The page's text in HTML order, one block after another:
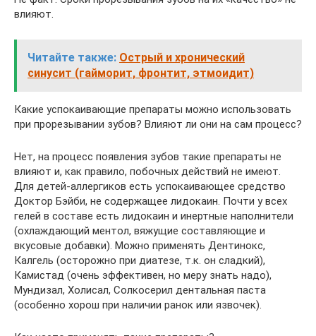
влияют.
Читайте также: Острый и хронический
синусит (гайморит, фронтит, этмоидит)
Какие успокаивающие препараты можно использовать
при прорезывании зубов? Влияют ли они на сам процесс?
Нет, на процесс появления зубов такие препараты не
влияют и, как правило, побочных действий не имеют.
Для детей-аллергиков есть успокаивающее средство
Доктор Бэйби, не содержащее лидокаин. Почти у всех
гелей в составе есть лидокаин и инертные наполнители
(охлаждающий ментол, вяжущие составляющие и
вкусовые добавки). Можно применять Дентинокс,
Калгель (осторожно при диатезе, т.к. он сладкий),
Камистад (очень эффективен, но меру знать надо),
Мундизал, Холисал, Солкосерил дентальная паста
(особенно хорош при наличии ранок или язвочек).